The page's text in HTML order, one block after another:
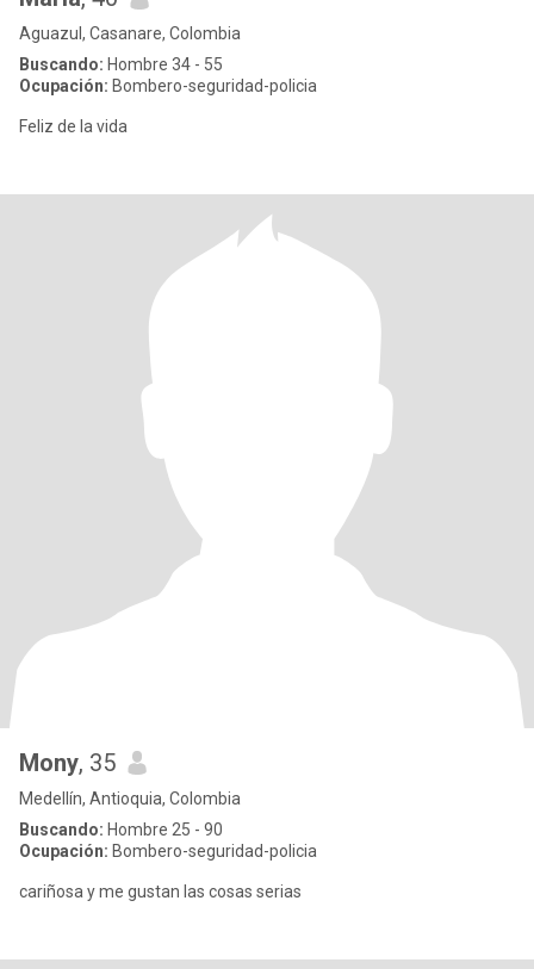
Aguazul, Casanare, Colombia
Buscando: Hombre 34 - 55
Ocupación: Bombero-seguridad-policia
Feliz de la vida
Mony, 35
Medellín, Antioquia, Colombia
Buscando: Hombre 25 - 90
Ocupación: Bombero-seguridad-policia
cariñosa y me gustan las cosas serias